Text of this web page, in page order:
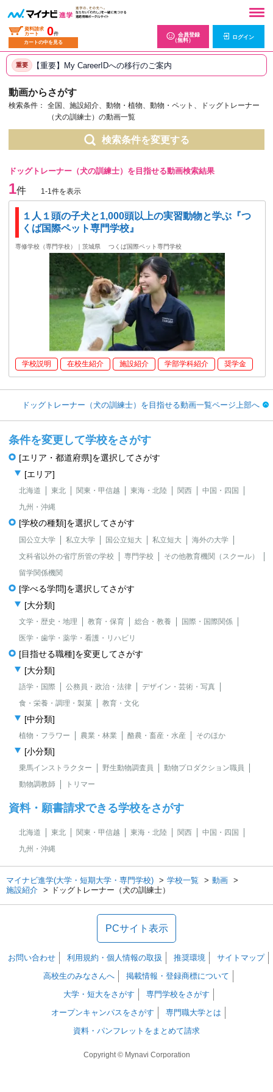
資料請求
カート
0件
カートの中を見る
会員登録
（無料）
ログイン
重要 【重要】My CareerIDへの移行のご案内
動画からさがす
検索条件：
全国、施設紹介、動物・植物、動物・ペット、ドッグトレーナー
（犬の訓練士）の動画一覧
検索条件を変更する
ドッグトレーナー（犬の訓練士）を目指せる動画検索結果
1件 1-1件を表示
１人１頭の子犬と1,000頭以上の実習動物と学ぶ『つ
くば国際ペット専門学校』
専修学校（専門学校）｜茨城県 つくば国際ペット専門学校
学校説明 在校生紹介 施設紹介 学部学科紹介 奨学金
ドッグトレーナー（犬の訓練士）を目指せる動画一覧ページ上部へ
条件を変更して学校をさがす
[エリア・都道府県]を選択してさがす
[エリア]
北海道 東北 関東・甲信越 東海・北陸 関西
中国・四国
九州・沖縄
[学校の種類]を選択してさがす
国公立大学 私立大学 国公立短大 私立短大
海外の大学
文科省以外の省庁所管の学校
専門学校
その他教育機関（スクール）
留学関係機関
[学べる学問]を選択してさがす
[大分類]
文学・歴史・地理 教育・保育 総合・教養
国際・国際関係
医学・歯学・薬学・看護・リハビリ
[目指せる職種]を変更してさがす
[大分類]
語学・国際 公務員・政治・法律
デザイン・芸術・写真
食・栄養・調理・製菓
教育・文化
[中分類]
植物・フラワー 農業・林業 酪農・畜産・水産 そのほか
[小分類]
乗馬インストラクター 野生動物調査員
動物プロダクション職員
動物調教師
トリマー
資料・願書請求できる学校をさがす
北海道 東北 関東・甲信越 東海・北陸 関西
中国・四国
九州・沖縄
マイナビ進学(大学・短期大学・専門学校) 学校一覧
動画
施設紹介
ドッグトレーナー（犬の訓練士）
PCサイト表示
お問い合わせ 利用規約・個人情報の取扱 推奨環境
サイトマップ
高校生のみなさんへ
掲載情報・登録商標について
大学・短大をさがす
専門学校をさがす
オープンキャンパスをさがす
専門職大学とは
資料・パンフレットをまとめて請求
Copyright © Mynavi Corporation